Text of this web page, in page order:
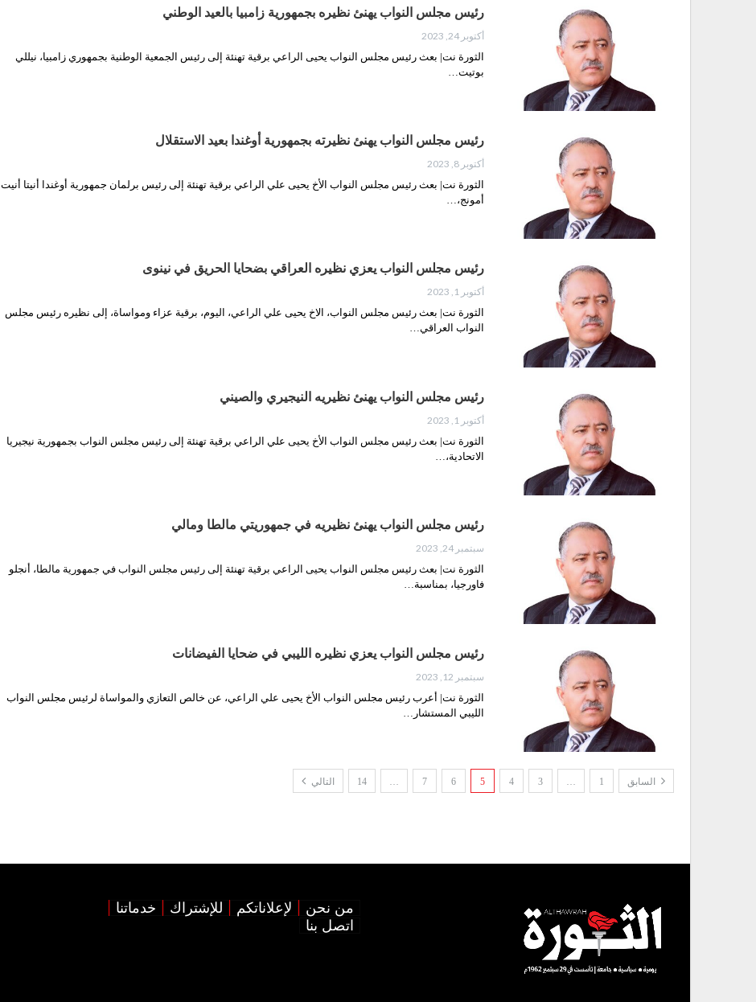
رئيس مجلس النواب يهنئ نظيره بجمهورية زامبيا بالعيد الوطني
أكتوبر 24, 2023
الثورة نت| بعث رئيس مجلس النواب يحيى الراعي برقية تهنئة إلى رئيس الجمعية الوطنية بجمهوري زامبيا، نيللي
بوتيت…
رئيس مجلس النواب يهنئ نظيرته بجمهورية أوغندا بعيد الاستقلال
أكتوبر 8, 2023
الثورة نت| بعث رئيس مجلس النواب الأخ يحيى علي الراعي برقية تهنئة إلى رئيس برلمان جمهورية أوغندا أنيتا أنيت
أمونج،…
رئيس مجلس النواب يعزي نظيره العراقي بضحايا الحريق في نينوى
أكتوبر 1, 2023
الثورة نت| بعث رئيس مجلس النواب، الاخ يحيى علي الراعي، اليوم، برقية عزاء ومواساة، إلى نظيره رئيس مجلس
النواب العراقي…
رئيس مجلس النواب يهنئ نظيريه النيجيري والصيني
أكتوبر 1, 2023
الثورة نت| بعث رئيس مجلس النواب الأخ يحيى علي الراعي برقية تهنئة إلى رئيس مجلس النواب بجمهورية نيجيريا
الاتحادية،…
رئيس مجلس النواب يهنئ نظيريه في جمهوريتي مالطا ومالي
سبتمبر 24, 2023
الثورة نت| بعث رئيس مجلس النواب يحيى الراعي برقية تهنئة إلى رئيس مجلس النواب في جمهورية مالطا، أنجلو
فاورجيا، بمناسبة…
رئيس مجلس النواب يعزي نظيره الليبي في ضحايا الفيضانات
سبتمبر 12, 2023
الثورة نت| أعرب رئيس مجلس النواب الأخ يحيى علي الراعي، عن خالص التعازي والمواساة لرئيس مجلس النواب
الليبي المستشار…
السابق 1
…
3
4
5
6
7
…
14 التالي
من نحن لإعلاناتكم للإشتراك
خدماتنا
اتصل بنا